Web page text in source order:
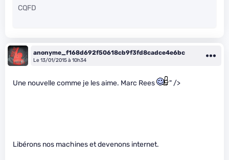
CQFD
anonyme_f168d692f50618cb9f3fd8cadce4e6bc
Le 13/01/2015 à 10h34
Une nouvelle comme je les aime. Marc Rees " />
Libérons nos machines et devenons internet.